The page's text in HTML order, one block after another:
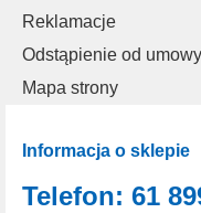
Reklamacje
Odstąpienie od umowy
Mapa strony
Informacja o sklepie
Telefon: 61